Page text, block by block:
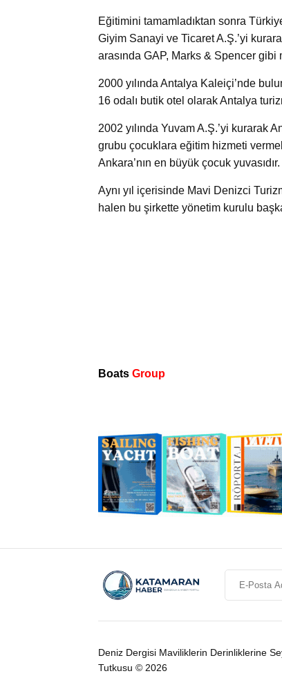
Eğitimini tamamladıktan sonra
Giyim Sanayi ve Ticaret A.Ş.’yi
arasında GAP, Marks & Spencer gibi
2000 yılında Antalya Kaleiçi’nde
16 odalı butik otel olarak Antalya
2002 yılında Yuvam A.Ş.’yi kurarak
grubu çocuklara eğitim hizmeti
Ankara’nın en büyük çocuk yuvasıdır.
Aynı yıl içerisinde Mavi Denizci
halen bu şirkette yönetim kurulu
Boats Group
Deniz Dergisi Maviliklerin Derinliklerine
Tutkusu © 2026